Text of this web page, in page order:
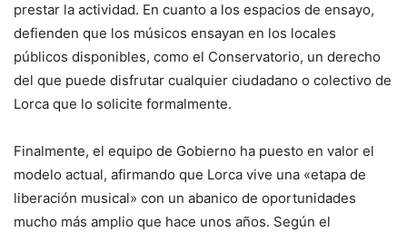
prestar la actividad. En cuanto a los espacios de ensayo,
defienden que los músicos ensayan en los locales
públicos disponibles, como el Conservatorio, un derecho
del que puede disfrutar cualquier ciudadano o colectivo de
Lorca que lo solicite formalmente.
Finalmente, el equipo de Gobierno ha puesto en valor el
modelo actual, afirmando que Lorca vive una «etapa de
liberación musical» con un abanico de oportunidades
mucho más amplio que hace unos años. Según el